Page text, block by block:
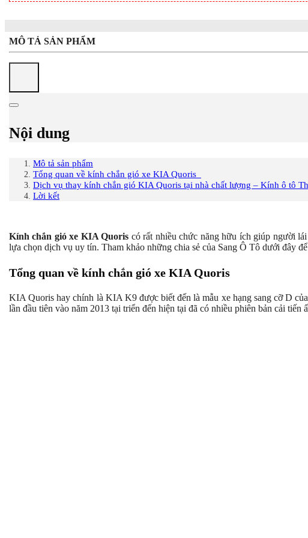
MÔ TẢ SẢN PHẨM
Nội dung
Mô tả sản phẩm
Tổng quan về kính chắn gió xe KIA Quoris
Dịch vụ thay kính chắn gió KIA Quoris tại nhà chất lượng – Kính ô tô
Lời kết
Kính chắn gió xe KIA Quoris có rất nhiều chức năng hữu ích giúp người
lựa chọn dịch vụ uy tín. Tham khảo những chia sẻ của Sang Ô Tô dưới đây
Tổng quan về kính chắn gió xe KIA Quoris
KIA Quoris hay chính là KIA K9 được biết đến là mẫu xe hạng sang cỡ D
lần đầu tiên vào năm 2013 tại triển đến hiện tại đã có nhiều phiên bản cải tiến